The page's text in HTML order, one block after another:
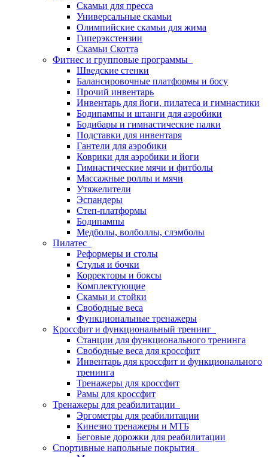
Скамьи для пресса
Универсальные скамьи
Олимпийские скамьи для жима
Гиперэкстензии
Скамьи Скотта
Фитнес и групповые программы
Шведские стенки
Балансировочные платформы и босу
Прочий инвентарь
Инвентарь для йоги, пилатеса и гимнастики
Бодипампы и штанги для аэробики
Бодибары и гимнастические палки
Подставки для инвентаря
Гантели для аэробики
Коврики для аэробики и йоги
Гимнастические мячи и фитболы
Массажные роллы и мячи
Утяжелители
Эспандеры
Степ-платформы
Бодипампы
Медболы, волболлы, слэмболы
Пилатес
Реформеры и столы
Стулья и бочки
Корректоры и боксы
Комплектующие
Скамьи и стойки
Свободные веса
Функциональные тренажеры
Кроссфит и функциональный тренинг
Станции для функционального тренинга
Свободные веса для кроссфит
Инвентарь для кроссфит и функционального
тренинга
Тренажеры для кроссфит
Рамы для кроссфит
Тренажеры для реабилитации
Эргометры для реабилитации
Кинезио тренажеры и МТБ
Беговые дорожки для реабилитации
Спортивные напольные покрытия